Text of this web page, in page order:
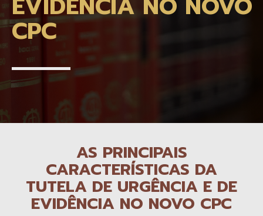
CPC
AS PRINCIPAIS
CARACTERÍSTICAS DA
TUTELA DE URGÊNCIA E DE
EVIDÊNCIA NO NOVO CPC